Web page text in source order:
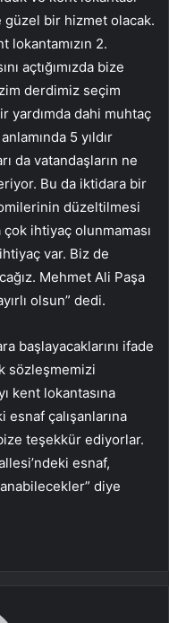
bir hizmet olacak.
lokantamızın 2.
açtığımızda bize
derdimiz seçim
yardımda dahi muhtaç
5 yıldır
da vatandaşların ne
Bu da iktidara bir
düzeltilmesi
ihtiyaç olunmaması
var. Biz de
Mehmet Ali Paşa
olsun” dedi.
başlayacaklarını ifade
sözleşmemizi
kent lokantasına
çalışanlarına
teşekkür ediyorlar.
esnaf,
diye